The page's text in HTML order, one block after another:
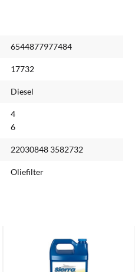
6544877977484
17732
Diesel
4
6
22030848 3582732
Oliefilter